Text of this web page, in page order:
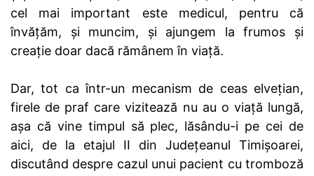
cel mai important este medicul, pentru că
învățăm, și muncim, și ajungem la frumos și
creație doar dacă rămânem în viață.
Dar, tot ca într-un mecanism de ceas elvețian,
firele de praf care vizitează nu au o viață lungă,
așa că vine timpul să plec, lăsându-i pe cei de
aici, de la etajul II din Județeanul Timișoarei,
discutând despre cazul unui pacient cu tromboză